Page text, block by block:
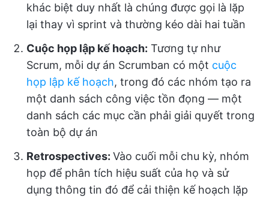
khác biệt duy nhất là chúng được gọi là lặp
lại thay vì sprint và thường kéo dài hai tuần
Cuộc họp lập kế hoạch: Tương tự như
Scrum, mỗi dự án Scrumban có một cuộc
họp lập kế hoạch, trong đó các nhóm tạo ra
một danh sách công việc tồn đọng — một
danh sách các mục cần phải giải quyết trong
toàn bộ dự án
Retrospectives: Vào cuối mỗi chu kỳ, nhóm
họp để phân tích hiệu suất của họ và sử
dụng thông tin đó để cải thiện kế hoạch lặp